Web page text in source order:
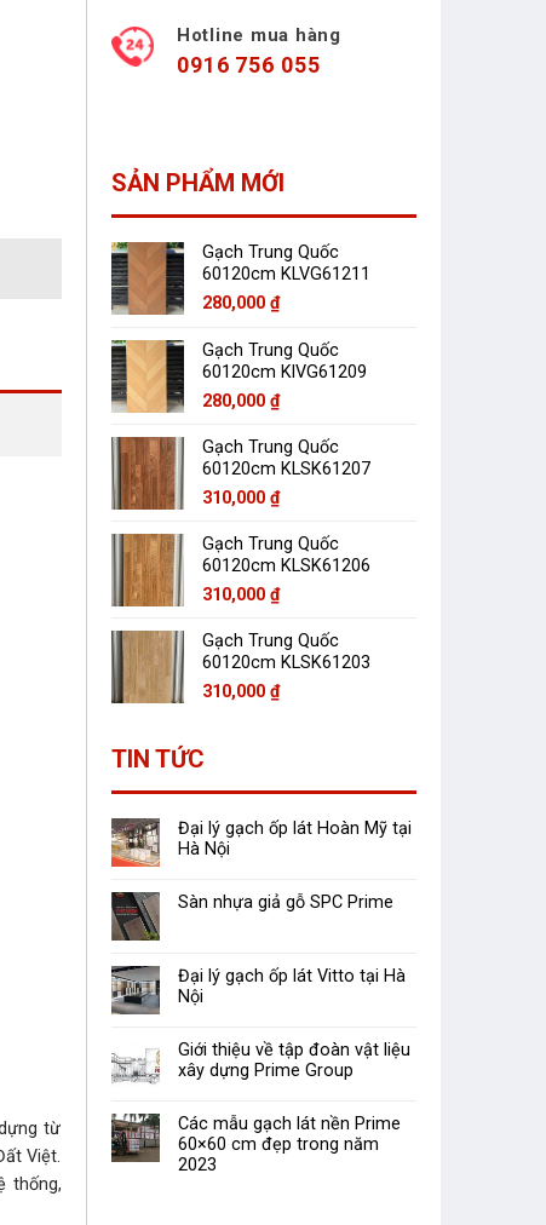
từ
Việt.
thống,
Hotline mua hàng
0916 756 055
SẢN PHẨM MỚI
Gạch Trung Quốc
60120cm KLVG61211
280,000 ₫
Gạch Trung Quốc
60120cm KlVG61209
280,000 ₫
Gạch Trung Quốc
60120cm KLSK61207
310,000 ₫
Gạch Trung Quốc
60120cm KLSK61206
310,000 ₫
Gạch Trung Quốc
60120cm KLSK61203
310,000 ₫
TIN TỨC
Đại lý gạch ốp lát Hoàn Mỹ tại
Hà Nội
Sàn nhựa giả gỗ SPC Prime
Đại lý gạch ốp lát Vitto tại Hà
Nội
Giới thiệu về tập đoàn vật liệu
xây dựng Prime Group
Các mẫu gạch lát nền Prime
60×60 cm đẹp trong năm
2023